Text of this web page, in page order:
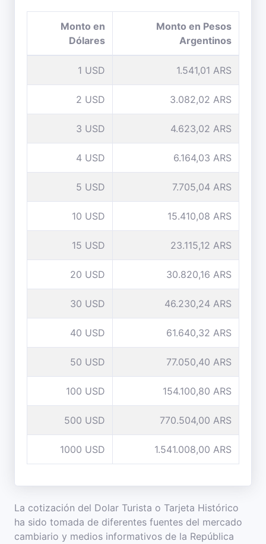
Monto en
Dólares
Monto en Pesos
Argentinos
1 USD 1.541,01 ARS
2 USD 3.082,02 ARS
3 USD 4.623,02 ARS
4 USD 6.164,03 ARS
5 USD 7.705,04 ARS
10 USD 15.410,08 ARS
15 USD 23.115,12 ARS
20 USD 30.820,16 ARS
30 USD 46.230,24 ARS
40 USD 61.640,32 ARS
50 USD 77.050,40 ARS
100 USD 154.100,80 ARS
500 USD 770.504,00 ARS
1000 USD 1.541.008,00 ARS
La cotización del Dolar Turista o Tarjeta Histórico
ha sido tomada de diferentes fuentes del mercado
cambiario y medios informativos de la República